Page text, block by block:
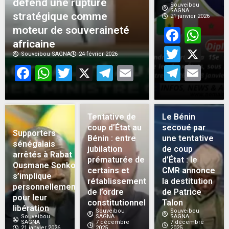
défend une rupture
stratégique comme
moteur de souveraineté
africaine
Souveibou SAGNA 24 février 2026
Facebook
WhatsApp
Twitter
X Telegram
Email
Souveibou
SAGNA
21 janvier 2026
X
Supporters
sénégalais
arrêtés à Rabat :
Ousmane Sonko
s’implique
personnellement
pour leur
libération
Souveibou
SAGNA
Tentative de
coup d’État au
Bénin : entre
jubilation
prématurée de
certains et
rétablissement
de l’ordre
constitutionnel
Souveibou
SAGNA
7 décembre
Le Bénin
secoué par
une tentative
de coup
d’État : le
CMR annonce
la destitution
de Patrice
Talon
Souveibou
SAGNA
7 décembre